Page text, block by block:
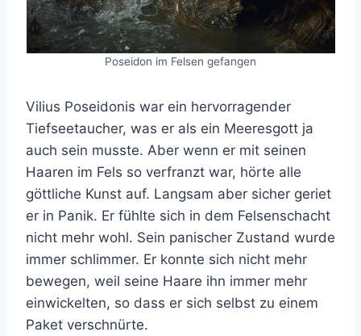
Poseidon im Felsen gefangen
Vilius Poseidonis war ein hervorragender
Tiefseetaucher, was er als ein Meeresgott ja
auch sein musste. Aber wenn er mit seinen
Haaren im Fels so verfranzt war, hörte alle
göttliche Kunst auf. Langsam aber sicher geriet
er in Panik. Er fühlte sich in dem Felsenschacht
nicht mehr wohl. Sein panischer Zustand wurde
immer schlimmer. Er konnte sich nicht mehr
bewegen, weil seine Haare ihn immer mehr
einwickelten, so dass er sich selbst zu einem
Paket verschnürte.